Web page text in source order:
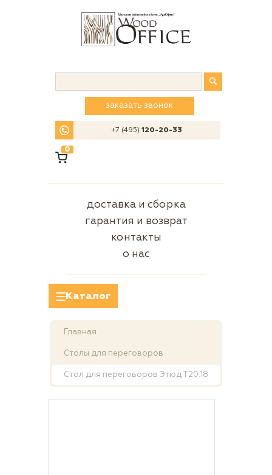
заказать звонок
+7 (495)120-20-33
0
доставка и сборка
гарантия и возврат
контакты
о нас
Каталог
Главная
Столы для переговоров
Стол для переговоров Этюд Т20.18